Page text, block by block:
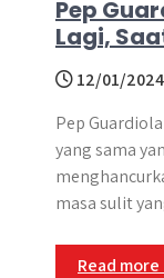
Pep
Lagi,
12/01/2024
Pep
yang sama
masa sulit
Read